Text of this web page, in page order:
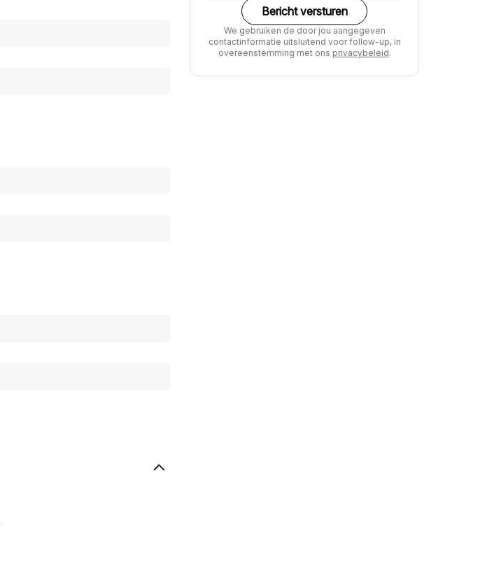
Bericht versturen
We gebruiken de door jou aangegeven
contactinformatie uitsluitend voor follow-up, in
overeenstemming met ons privacybeleid.